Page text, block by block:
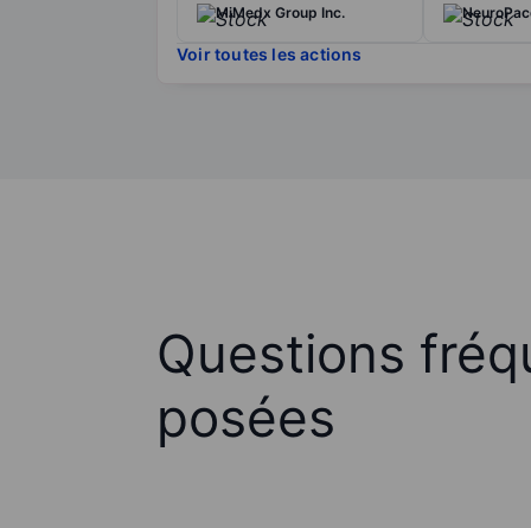
MiMedx Group Inc.
Voir toutes les actions
Questions
posées